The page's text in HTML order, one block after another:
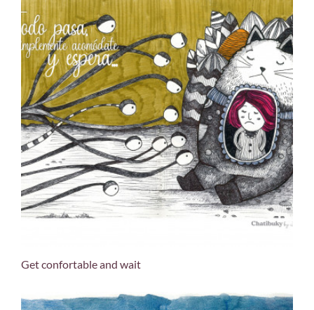
Get confortable and wait